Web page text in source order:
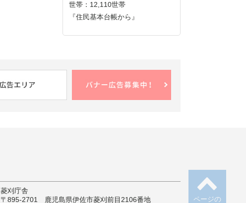
世帯：12,110世帯
『住民基本台帳から』
ページの
菱刈庁舎
〒895-2701 鹿児島県伊佐市菱刈前目2106番地